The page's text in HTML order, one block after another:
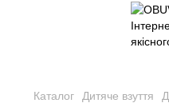
Каталог Дитяче взуття